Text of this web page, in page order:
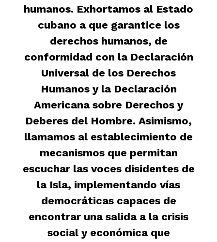
humanos. Exhortamos al Estado
cubano a que garantice los
derechos humanos, de
conformidad con la Declaración
Universal de los Derechos
Humanos y la Declaración
Americana sobre Derechos y
Deberes del Hombre. Asimismo,
llamamos al establecimiento de
mecanismos que permitan
escuchar las voces disidentes de
la Isla, implementando vías
democráticas capaces de
encontrar una salida a la crisis
social y económica que